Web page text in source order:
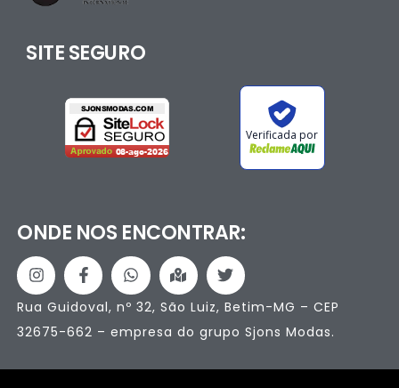
SITE SEGURO
Verificada por
ONDE NOS ENCONTRAR:
Rua Guidoval, nº 32, São Luiz, Betim-MG – CEP
32675-662 – empresa do grupo Sjons Modas.